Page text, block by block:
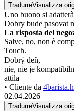
TradurreVisualizza
Uno buono si
Dobry bude pasovat
La risposta del
Salve, no, non è
Touch.
Dobrý deň,
nie, nie je
attila
• Cliente da
02.04.2026
TradurreVisualizza